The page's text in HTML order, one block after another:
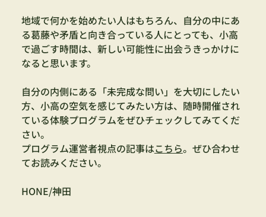
地域で何かを始めたい人はもちろん、自分の中にあ
る葛藤や矛盾と向き合っている人にとっても、小高
で過ごす時間は、新しい可能性に出会うきっかけに
なると思います。
自分の内側にある「未完成な問い」を大切にしたい
方、小高の空気を感じてみたい方は、随時開催され
ている体験プログラムをぜひチェックしてみてくだ
さい。
プログラム運営者視点の記事はこちら。ぜひ合わせ
てお読みください。
HONE/神田